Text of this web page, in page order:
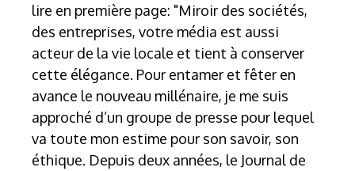
lire en première page: "Miroir des sociétés,
des entreprises, votre média est aussi
acteur de la vie locale et tient à conserver
cette élégance. Pour entamer et fêter en
avance le nouveau millénaire, je me suis
approché d’un groupe de presse pour lequel
va toute mon estime pour son savoir, son
éthique. Depuis deux années, le Journal de